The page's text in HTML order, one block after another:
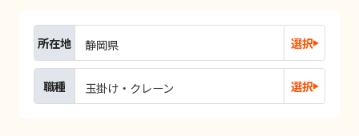
所在地 静岡県 選択
職種 玉掛け・クレーン 選択